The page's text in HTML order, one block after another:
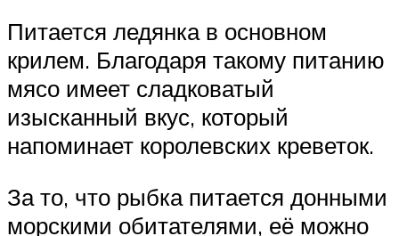
Питается ледянка в основном
крилем. Благодаря такому питанию
мясо имеет сладковатый
изысканный вкус, который
напоминает королевских креветок.
За то, что рыбка питается донными
морскими обитателями, её можно